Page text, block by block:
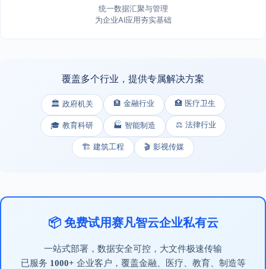
统一数据汇聚与管理
为企业AI应用夯实基础
覆盖多个行业，提供专属解决方案
🏛️ 政府机关 🏦 金融行业 🏥 医疗卫生
🎓 教育科研 🏭 智能制造 ⚖️ 法律行业
🏗️ 建筑工程 🎬 影视传媒
📦 免费试用赛凡智云企业私有云
一站式部署，数据安全可控，大文件极速传输
已服务 1000+ 企业客户，覆盖金融、医疗、教育、制造等